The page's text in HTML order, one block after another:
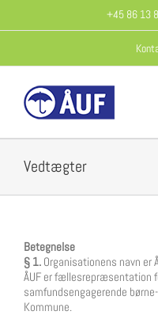
+45 86 13
Vedtægter
Betegnelse
§ 1. Organisationens navn er
ÅUF er fællesrepræsentation
samfundsengagerende
Kommune.